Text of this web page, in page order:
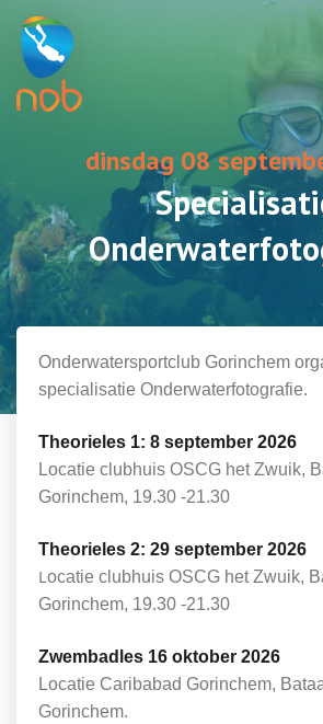
dinsdag 08
Onderwatersportclub Gorinchem
specialisatie Onderwaterfotografie.
Theorieles 1: 8 september 2026
Locatie clubhuis OSCG het Zwuik,
Gorinchem, 19.30 -21.30
Theorieles 2: 29 september 2026
Locatie clubhuis OSCG het Zwuik,
Gorinchem, 19.30 -21.30
Zwembadles 16 oktober 2026
Locatie Caribabad Gorinchem,
Gorinchem.